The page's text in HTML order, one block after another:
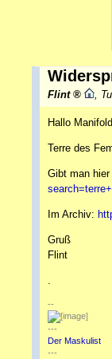
Flint
Hallo Manifold
Terre des
Gibt man
Im Archiv:
Gruß
Flint
.
--
---
Der Maskulist
---